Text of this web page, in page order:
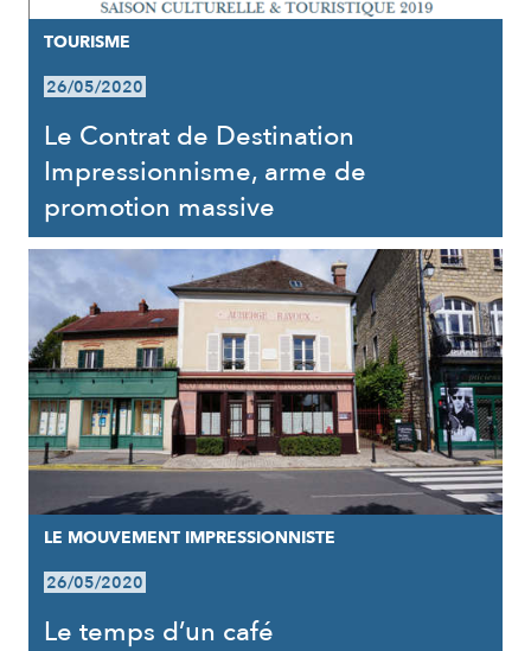
TOURISME
26/05/2020
Le Contrat de Destination
Impressionnisme, arme de
promotion massive
LE MOUVEMENT IMPRESSIONNISTE
26/05/2020
Le temps d’un café